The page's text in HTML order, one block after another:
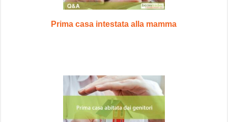
Prima casa intestata alla mamma